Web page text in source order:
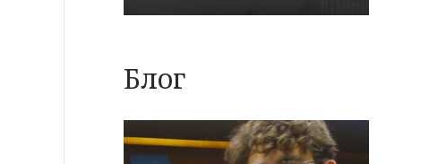
Блог